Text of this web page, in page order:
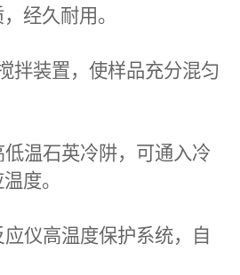
经久耐用。
拌装置，使样品充分混匀
低温石英冷阱，可通入冷
度。
仪高温度保护系统，自